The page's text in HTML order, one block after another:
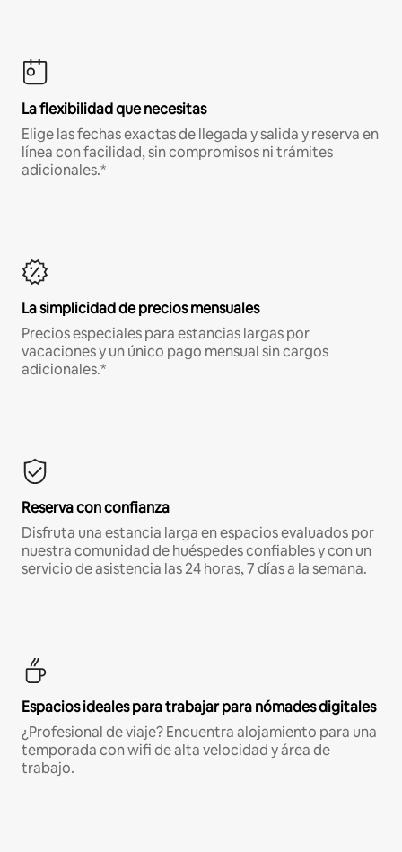
La flexibilidad que necesitas
Elige las fechas exactas de llegada y salida y reserva en
línea con facilidad, sin compromisos ni trámites
adicionales.*
La simplicidad de precios mensuales
Precios especiales para estancias largas por
vacaciones y un único pago mensual sin cargos
adicionales.*
Reserva con confianza
Disfruta una estancia larga en espacios evaluados por
nuestra comunidad de huéspedes confiables y con un
servicio de asistencia las 24 horas, 7 días a la semana.
Espacios ideales para trabajar para nómades digitales
¿Profesional de viaje? Encuentra alojamiento para una
temporada con wifi de alta velocidad y área de
trabajo.